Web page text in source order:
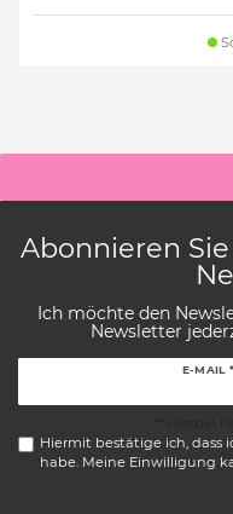
Abonnieren
Ich möchte den
Newsletter
E-MAIL
Hiermit bestätige ich, dass
habe. Meine Einwilligung